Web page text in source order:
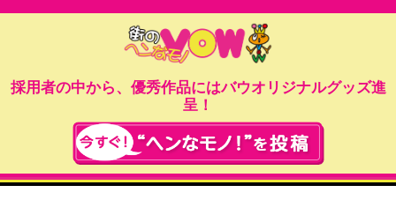
採用者の中から、優秀作品にはバウオリジナルグッズ進
呈！